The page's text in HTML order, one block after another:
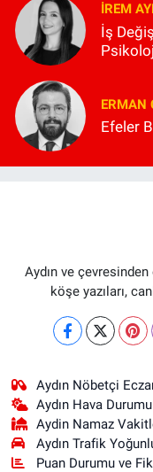
İREM
İş
ERMAN
Efeler
Aydın ve
köşe yazıları,
Aydın Nöbetçi
Aydın Hava Durumu
Aydin Namaz
Aydın Trafik
Puan Durumu ve